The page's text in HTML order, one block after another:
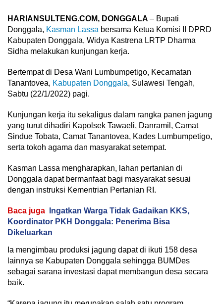
HARIANSULTENG.COM, DONGGALA – Bupati
Donggala, Kasman Lassa bersama Ketua Komisi II DPRD
Kabupaten Donggala, Widya Kastrena LRTP Dharma
Sidha melakukan kunjungan kerja.
Bertempat di Desa Wani Lumbumpetigo, Kecamatan
Tanantovea, Kabupaten Donggala, Sulawesi Tengah,
Sabtu (22/1/2022) pagi.
Kunjungan kerja itu sekaligus dalam rangka panen jagung
yang turut dihadiri Kapolsek Tawaeli, Danramil, Camat
Sindue Tobata, Camat Tanantovea, Kades Lumbumpetigo,
serta tokoh agama dan masyarakat setempat.
Kasman Lassa mengharapkan, lahan pertanian di
Donggala dapat bermanfaat bagi masyarakat sesuai
dengan instruksi Kementrian Pertanian RI.
Baca juga
Ingatkan Warga Tidak Gadaikan KKS,
Koordinator PKH Donggala: Penerima Bisa
Dikeluarkan
Ia mengimbau produksi jagung dapat di ikuti 158 desa
lainnya se Kabupaten Donggala sehingga BUMDes
sebagai sarana investasi dapat membangun desa secara
baik.